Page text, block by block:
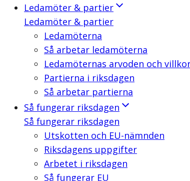
Ledamöter & partier
Ledamöter & partier
Ledamöterna
Så arbetar ledamöterna
Ledamöternas arvoden och
Partierna i riksdagen
Så arbetar partierna
Så fungerar riksdagen
Så fungerar riksdagen
Utskotten och EU-nämnden
Riksdagens uppgifter
Arbetet i riksdagen
Så fungerar EU